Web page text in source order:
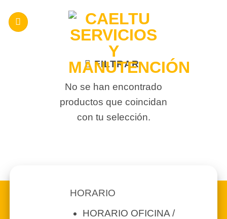
FILTRAR
No se han encontrado
productos que coincidan
con tu selección.
HORARIO
HORARIO OFICINA /